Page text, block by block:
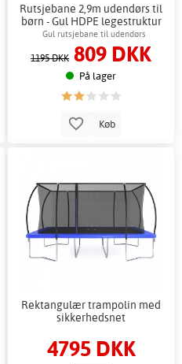
Rutsjebane 2,9m udendørs til
børn - Gul HDPE legestruktur
Gul rutsjebane til udendørs
legestrukturer
1195 DKK 809 DKK
På lager
Køb
Rektangulær trampolin med
sikkerhedsnet
4795 DKK